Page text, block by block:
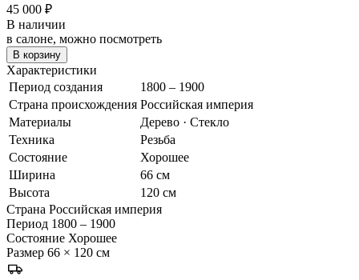
45 000 ₽
В наличии
в салоне, можно посмотреть
В корзину
Характеристики
Период создания
1800 – 1900
Страна происхождения Российская империя
Материалы
Дерево · Стекло
Техника
Резьба
Состояние
Хорошее
Ширина
66 см
Высота
120 см
Страна Российская империя
Период 1800 – 1900
Состояние Хорошее
Размер 66 × 120 см